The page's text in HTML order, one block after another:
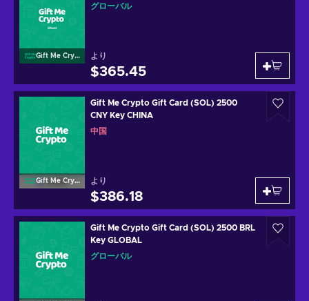
Gift Me Crypto
グローバル
より
$365.45
Gift Me Crypto
Gift Me Crypto Gift Card (SOL) 2500
CNY Key CHINA
中国
より
$386.18
Gift Me Crypto Gift Card (SOL) 2500 BRL
Key GLOBAL
グローバル